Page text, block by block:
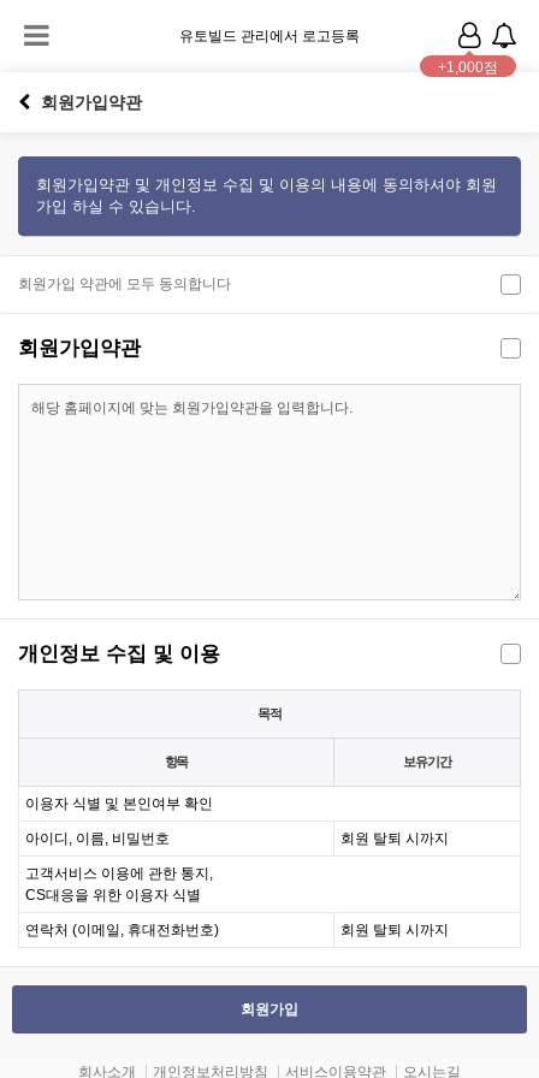
유토빌드 관리에서 로고등록
+1,000점
회원가입약관
회원가입약관 및 개인정보 수집 및 이용의 내용에 동의하셔야 회원
가입 하실 수 있습니다.
회원가입 약관에 모두 동의합니다
회원가입약관
개인정보 수집 및 이용
목적
항목 보유기간
이용자 식별 및 본인여부 확인
아이디, 이름, 비밀번호 회원 탈퇴 시까지
고객서비스 이용에 관한 통지,
CS대응을 위한 이용자 식별
연락처 (이메일, 휴대전화번호) 회원 탈퇴 시까지
회원가입
회사소개 개인정보처리방침 서비스이용약관 오시는길